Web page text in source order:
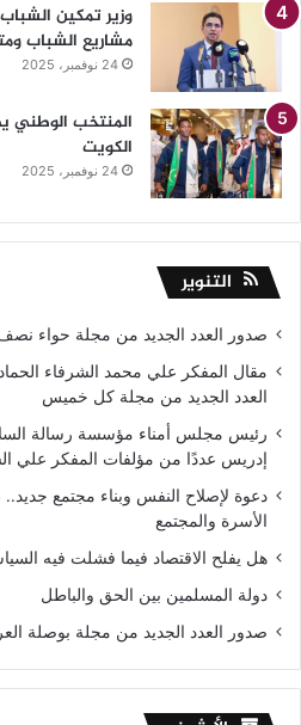
وزير تمكين
مشاريع الشباب
24 نوفمبر، 2025
المنتخب الوطني
الكويت
24 نوفمبر، 2025
التنوير
صدور العدد الجديد من مجلة حواء نصف
مقال المفكر علي محمد الشرفاء
العدد الجديد من مجلة كل خميس
رئيس مجلس أمناء مؤسسة رسالة
إدريس عددًا من مؤلفات المفكر علي
دعوة لإصلاح النفس وبناء مجتمع
الأسرة والمجتمع
هل يفلح الاقتصاد فيما فشلت فيه
دولة المسلمين بين الحق والباطل
صدور العدد الجديد من مجلة بوصلة